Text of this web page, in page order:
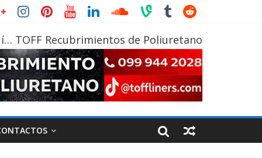
TOFF Recubrimientos de Poliuretano